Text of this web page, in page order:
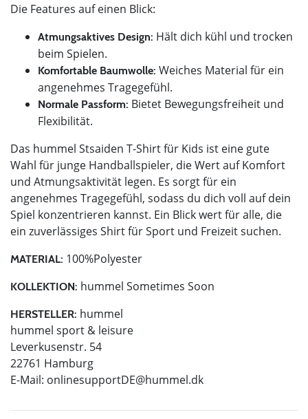
Die Features auf einen Blick:
Atmungsaktives Design: Hält dich kühl und trocken
beim Spielen.
Komfortable Baumwolle: Weiches Material für ein
angenehmes Tragegefühl.
Normale Passform: Bietet Bewegungsfreiheit und
Flexibilität.
Das hummel Stsaiden T-Shirt für Kids ist eine gute
Wahl für junge Handballspieler, die Wert auf Komfort
und Atmungsaktivität legen. Es sorgt für ein
angenehmes Tragegefühl, sodass du dich voll auf dein
Spiel konzentrieren kannst. Ein Blick wert für alle, die
ein zuverlässiges Shirt für Sport und Freizeit suchen.
MATERIAL: 100%Polyester
KOLLEKTION: hummel Sometimes Soon
HERSTELLER: hummel
hummel sport & leisure
Leverkusenstr. 54
22761 Hamburg
E-Mail: onlinesupportDE@hummel.dk